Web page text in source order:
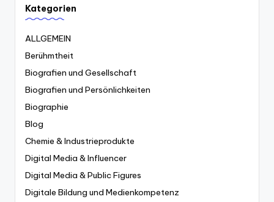
Kategorien
ALLGEMEIN
Berühmtheit
Biografien und Gesellschaft
Biografien und Persönlichkeiten
Biographie
Blog
Chemie & Industrieprodukte
Digital Media & Influencer
Digital Media & Public Figures
Digitale Bildung und Medienkompetenz